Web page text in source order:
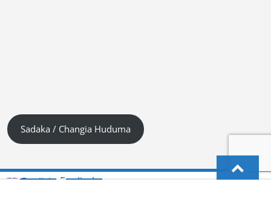
Sadaka / Changia Huduma
English( Englisch)